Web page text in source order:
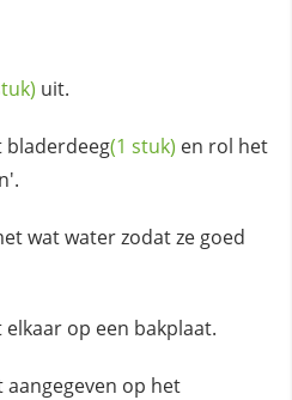
uit.
bladerdeeg(1 stuk) en rol het
wat water zodat ze goed
elkaar op een bakplaat.
aangegeven op het